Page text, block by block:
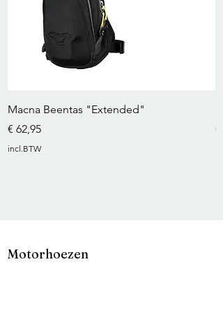
Macna Beentas "Extended"
Prijs
€ 62,95
incl.BTW
€
Motorhoezen